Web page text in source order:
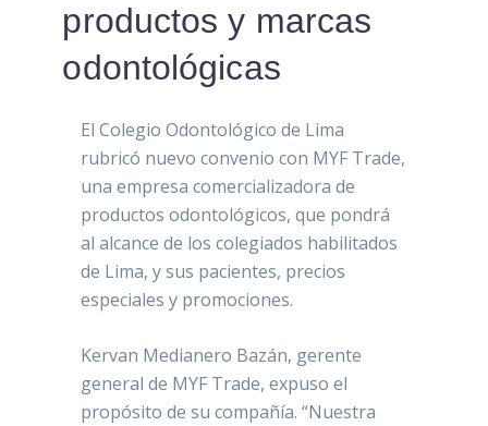
productos y marcas
odontológicas
El Colegio Odontológico de Lima
rubricó nuevo convenio con MYF Trade,
una empresa comercializadora de
productos odontológicos, que pondrá
al alcance de los colegiados habilitados
de Lima, y sus pacientes, precios
especiales y promociones.
Kervan Medianero Bazán, gerente
general de MYF Trade, expuso el
propósito de su compañía. “Nuestra